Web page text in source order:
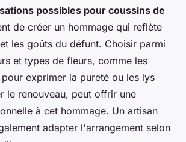
possibles pour coussins de
de créer un hommage qui reflète
les goûts du défunt. Choisir parmi
et types de fleurs, comme les
exprimer la pureté ou les lys
le renouveau, peut offrir une
à cet hommage. Un artisan
adapter l'arrangement selon